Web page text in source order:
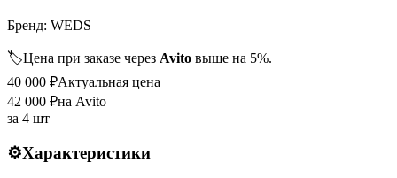
Бренд: WEDS
🏷️Цена при заказе через Avito выше на 5%.
40 000 ₽Актуальная цена
42 000 ₽на Avito
за 4 шт
⚙️Характеристики